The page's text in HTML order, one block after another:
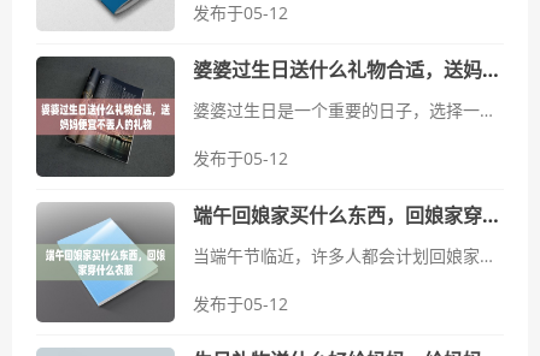
发布于05-12
婆婆过生日送什么礼物合适，送妈妈便宜不丢人的礼物
婆婆过生日是一个重要的日子，选择一份合适的礼物既能表达心意，又能让她感到开心和被重视。对于很多人来说，挑选婆婆生日礼物可能会感到有些困惑。以下是一些值得考虑的礼物建议，希望能帮助你找到灵感。1.考虑婆婆的...
发布于05-12
端午回娘家买什么东西，回娘家穿什么衣服
当端午节临近，许多人都会计划回娘家参加节日聚会。这个时候，除了准备好礼物和合适的服装，也要考虑如何在这个特别的日子里展现出最好的自己。选择合适的节日礼物在端午节回娘家，选择合适的礼物显得格外重要。这不仅...
发布于05-12